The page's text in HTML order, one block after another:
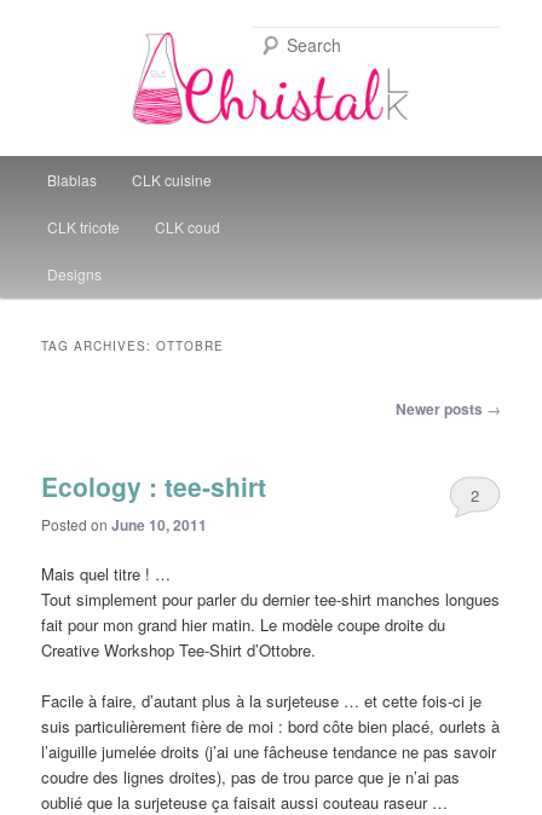
Christal Little Kitchen
Skip to primary content
Skip to secondary content
Blablas CLK cuisine
CLK tricote CLK coud
Designs
TAG ARCHIVES:OTTOBRE
Newer posts →
Ecology : tee-shirt
Posted onJune 10, 2011
2
Mais quel titre ! …
Tout simplement pour parler du dernier tee-shirt manches longues
fait pour mon grand hier matin. Le modèle coupe droite du
Creative Workshop Tee-Shirt d’Ottobre.
Facile à faire, d’autant plus à la surjeteuse … et cette fois-ci je
suis particulièrement fière de moi : bord côte bien placé, ourlets à
l’aiguille jumelée droits (j’ai une fâcheuse tendance ne pas savoir
coudre des lignes droites), pas de trou parce que je n’ai pas
oublié que la surjeteuse ça faisait aussi couteau raseur …